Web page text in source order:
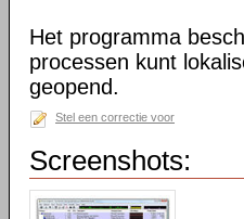
Het programma
processen kunt
geopend.
Stel een correctie voor
Screenshots: